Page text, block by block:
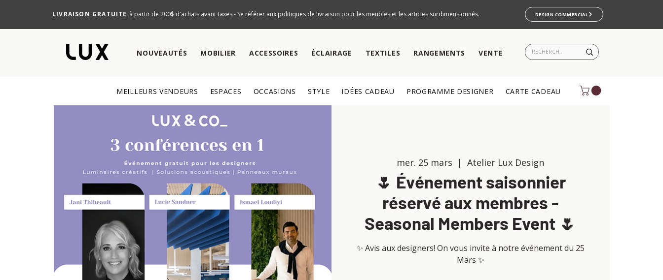
LIVRAISON GRATUITE à partir de 200$ d'achats avant taxes - Se référer aux politiquesde livraison pour les meubles et les articles surdimensionnés. DESIGN COMMERCIAL
NOUVEAUTÉS MOBILIER ACCESSOIRES ÉCLAIRAGE TEXTILES RANGEMENTS VENTE
MEILLEURS VENDEURS ESPACES OCCASIONS STYLE IDÉES CADEAU PROGRAMME DESIGNER CARTE CADEAU
mer. 25 mars
  |
Atelier Lux Design
🌷 Événement saisonnier
réservé aux membres -
Seasonal Members Event 🌷
✨ Avis aux designers! On vous invite à notre événement du 25
Mars ✨